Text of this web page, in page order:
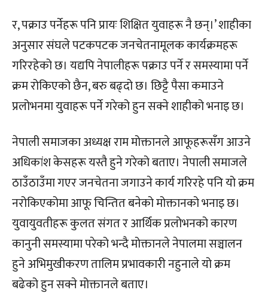
र, पक्राउ पर्नेहरू पनि प्रायः शिक्षित युवाहरू नै छन्।’ शाहीका
अनुसार संघले पटकपटक जनचेतनामूलक कार्यक्रमहरू
गरिरहेको छ। यद्यपि नेपालीहरू पक्राउ पर्ने र समस्यामा पर्ने
क्रम रोकिएको छैन, बरु बढ्दो छ। छिट्टै पैसा कमाउने
प्रलोभनमा युवाहरू पर्ने गरेको हुन सक्ने शाहीको भनाइ छ।
नेपाली समाजका अध्यक्ष राम मोक्तानले आफूहरूसँग आउने
अधिकांश केसहरू यस्तै हुने गरेको बताए। नेपाली समाजले
ठाउँठाउँमा गएर जनचेतना जगाउने कार्य गरिरहे पनि यो क्रम
नरोकिएकोमा आफू चिन्तित बनेको मोक्तानको भनाइ छ।
युवायुवतीहरू कुलत संगत र आर्थिक प्रलोभनको कारण
कानुनी समस्यामा परेको भन्दै मोक्तानले नेपालमा सञ्चालन
हुने अभिमुखीकरण तालिम प्रभावकारी नहुनाले यो क्रम
बढेको हुन सक्ने मोक्तानले बताए।